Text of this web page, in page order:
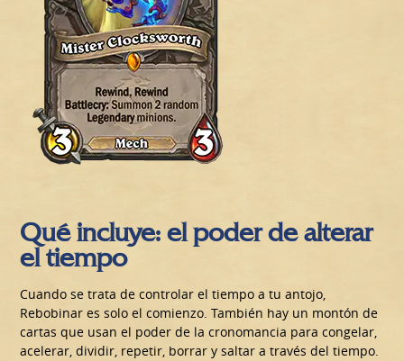
Qué incluye: el poder de alterar
el tiempo
Cuando se trata de controlar el tiempo a tu antojo,
Rebobinar es solo el comienzo. También hay un montón de
cartas que usan el poder de la cronomancia para congelar,
acelerar, dividir, repetir, borrar y saltar a través del tiempo.